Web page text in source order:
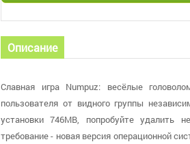
Описание
Славная игра Numpuz: весёлые
пользователя от видного группы
установки 746MB, попробуйте удалить
требование - новая версия операционной